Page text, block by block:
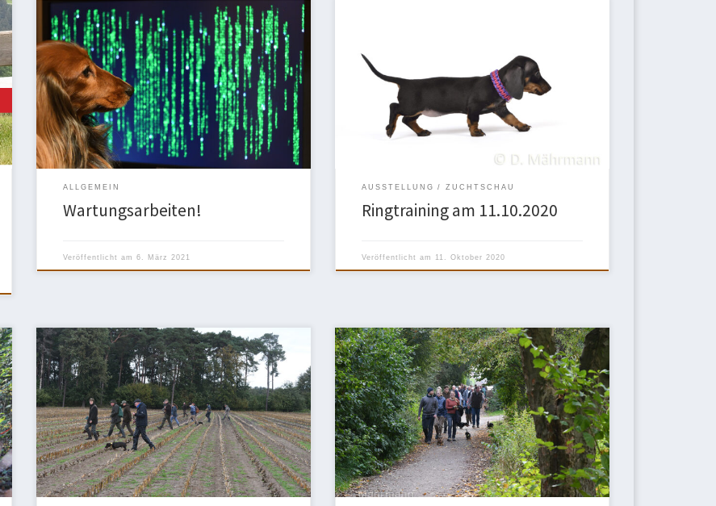
Diese Website wird gerade überarbeitet. Die Inhalte
werden nach und nach wieder hinzugefügt. Bitte
haben Sie ein wenig Geduld.
ALLGEMEIN
Wartungsarbeiten!
Veröffentlicht am 6. März 2021
nächsten Zuchtschauen und Ausstellungen
vorbereiten möchtet um eure Teckel gekonnt und
vorteilhaft zu präsentieren, bietet Marion Altebahne-
Langkowski am 11.10.2020 um 11 Uhr ein Ringtraining
an. Interesse? Dann meldet euch bitte bei Marion an:
0160 94667295.
AUSSTELLUNG ZUCHTSCHAU
Ringtraining am 11.10.2020
Veröffentlicht am 11. Oktober 2020
Bei windigem Herbstwetter begannen um 9 Uhr
unsere Schussfestigkeits- und Spurlautprüfung im
bewährten Revier in Beelen bei Harsewinkel. Die
Spurlautprüfung ist eine Anlagenprüfung, bei der
unsere Teckel die Nasenarbeit auf der frischen
Hasenfährte nachweisen.Letztendlich überzeugten
alle teilnehmenden Teckel das Richterteam mit
Susanne Silbermann-Weger, Klaudia Dreier und Karl
Lehmhaus, die ihnen […]
Wie jedes Jahr am Tag der Deutschen Einheit fand
unser traditioneller Wandertag statt. Bei prima
Herbstwetter trafen sich etliche Dortmunder
Teckelfreunde gut gelaunt mit ihren Dackeln am
Vereinsheim. Fröhlich plaudernd und flott zu Fuß –
mit Corona bedingtem Abstand – führte der
Wanderweg eine „ordentliche“ Runde durch die
angrenzende Umgebung. […]